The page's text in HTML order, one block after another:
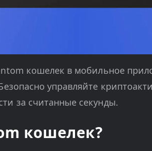
кошелек в мобильное
управляйте
за считанные секунды.
кошелек?